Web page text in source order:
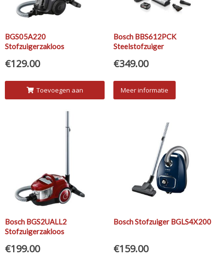
BGS05A220
Stofzuigerzakloos
€129.00
Toevoegen aan
Bosch BBS612PCK
Steelstofzuiger
€349.00
Meer informatie
Bosch BGS2UALL2
Stofzuigerzakloos
€199.00
Bosch Stofzuiger BGLS4X200
€159.00